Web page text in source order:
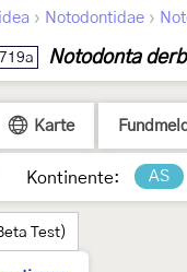
› Notodontidae ›
Notodonta
Karte
Kontinente: AS
Test)